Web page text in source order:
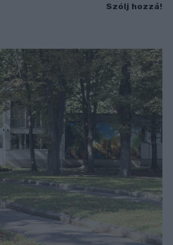
Szólj hozzá!